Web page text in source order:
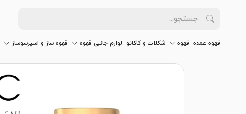
قهوه عمده قهوه شکلات و کاکائو لوازم جانبی قهوه قهوه ساز و اسپرسوساز